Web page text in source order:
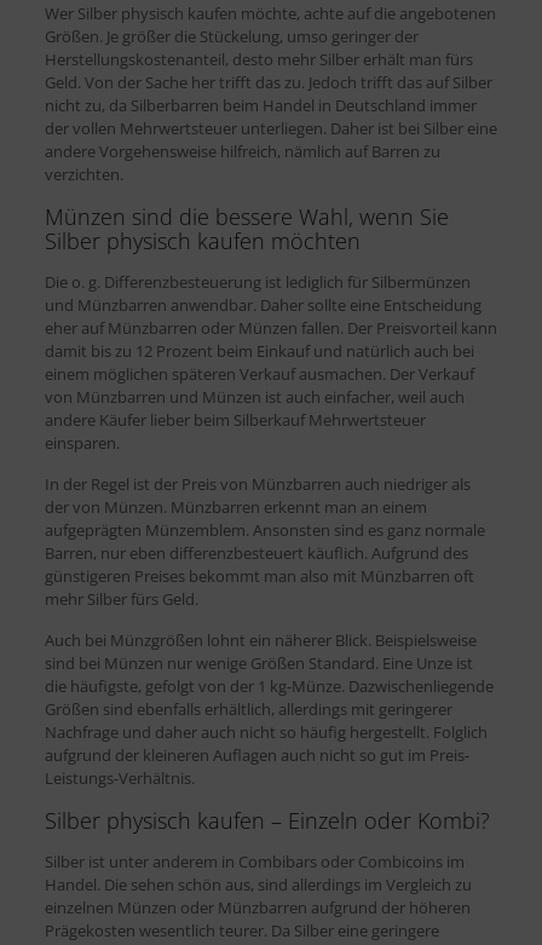
Wer Silber physisch kaufen möchte, achte auf die angebotenen
Größen. Je größer die Stückelung, umso geringer der
Herstellungskostenanteil, desto mehr Silber erhält man fürs
Geld. Von der Sache her trifft das zu. Jedoch trifft das auf Silber
nicht zu, da Silberbarren beim Handel in Deutschland immer
der vollen Mehrwertsteuer unterliegen. Daher ist bei Silber eine
andere Vorgehensweise hilfreich, nämlich auf Barren zu
verzichten.
Münzen sind die bessere Wahl, wenn Sie
Silber physisch kaufen möchten
Die o. g. Differenzbesteuerung ist lediglich für Silbermünzen
und Münzbarren anwendbar. Daher sollte eine Entscheidung
eher auf Münzbarren oder Münzen fallen. Der Preisvorteil kann
damit bis zu 12 Prozent beim Einkauf und natürlich auch bei
einem möglichen späteren Verkauf ausmachen. Der Verkauf
von Münzbarren und Münzen ist auch einfacher, weil auch
andere Käufer lieber beim Silberkauf Mehrwertsteuer
einsparen.
In der Regel ist der Preis von Münzbarren auch niedriger als
der von Münzen. Münzbarren erkennt man an einem
aufgeprägten Münzemblem. Ansonsten sind es ganz normale
Barren, nur eben differenzbesteuert käuflich. Aufgrund des
günstigeren Preises bekommt man also mit Münzbarren oft
mehr Silber fürs Geld.
Auch bei Münzgrößen lohnt ein näherer Blick. Beispielsweise
sind bei Münzen nur wenige Größen Standard. Eine Unze ist
die häufigste, gefolgt von der 1 kg-Münze. Dazwischenliegende
Größen sind ebenfalls erhältlich, allerdings mit geringerer
Nachfrage und daher auch nicht so häufig hergestellt. Folglich
aufgrund der kleineren Auflagen auch nicht so gut im Preis-
Leistungs-Verhältnis.
Silber physisch kaufen – Einzeln oder Kombi?
Silber ist unter anderem in Combibars oder Combicoins im
Handel. Die sehen schön aus, sind allerdings im Vergleich zu
einzelnen Münzen oder Münzbarren aufgrund der höheren
Prägekosten wesentlich teurer. Da Silber eine geringere